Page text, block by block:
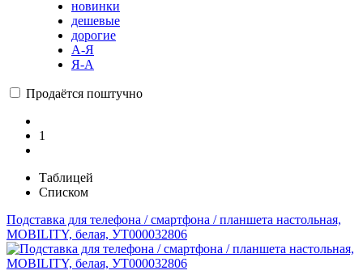
новинки
дешевые
дорогие
А-Я
Я-А
Продаётся поштучно
1
Таблицей
Списком
Подставка для телефона / смартфона / планшета настольная,
MOBILITY, белая, УТ000032806